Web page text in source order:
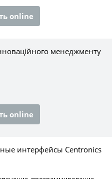
online
менеджменту
online
интерфейсы Centronics